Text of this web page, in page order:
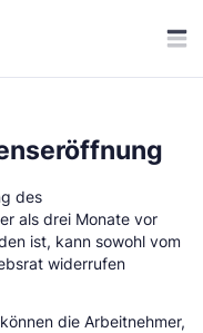
des
als drei Monate vor
ist, kann sowohl vom
widerrufen
die Arbeitnehmer,